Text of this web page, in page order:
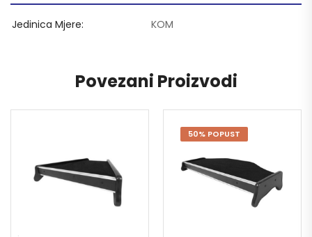
Jedinica Mjere KOM
Povezani Proizvodi
50% POPUST